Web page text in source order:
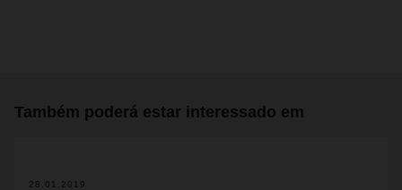
Também poderá estar interessado em
28.01.2019